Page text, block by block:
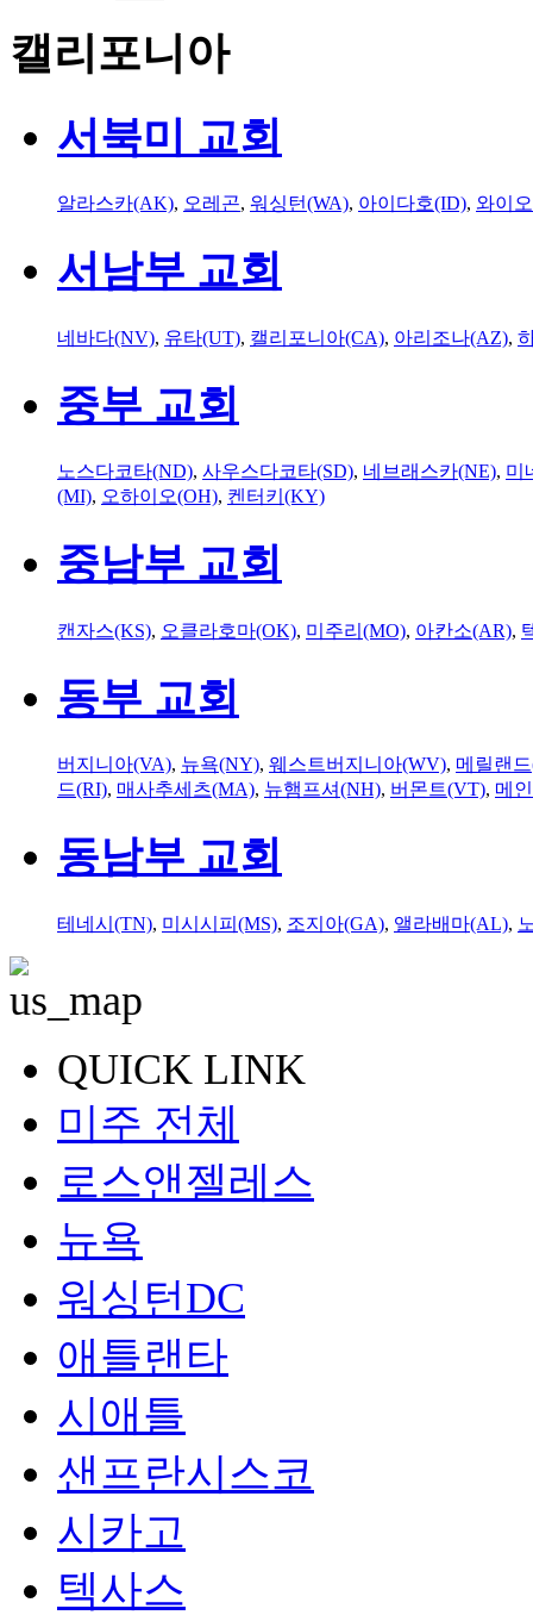
캘리포니아
서북미 교회
알라스카(AK), 오레곤, 워싱턴(WA), 아이다호(ID), 와이
서남부 교회
네바다(NV), 유타(UT), 캘리포니아(CA), 아리조나(AZ),
중부 교회
노스다코타(ND), 사우스다코타(SD), 네브래스카(NE), 미
(MI), 오하이오(OH), 켄터키(KY)
중남부 교회
캔자스(KS), 오클라호마(OK), 미주리(MO), 아칸소(AR),
동부 교회
버지니아(VA), 뉴욕(NY), 웨스트버지니아(WV), 메릴랜
드(RI), 매사추세츠(MA), 뉴햄프셔(NH), 버몬트(VT), 메
동남부 교회
테네시(TN), 미시시피(MS), 조지아(GA), 앨라배마(AL),
QUICK LINK
미주 전체
로스앤젤레스
뉴욕
워싱턴DC
애틀랜타
시애틀
샌프란시스코
시카고
텍사스